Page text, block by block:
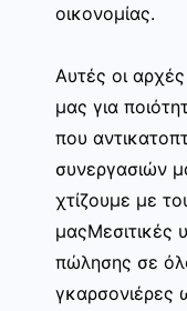
οικονομίας.
Αυτές οι
μας για
που
συνεργασιών
χτίζουμε με
μαςΜεσιτικές
πώλησης σε
γκαρσονιέρες